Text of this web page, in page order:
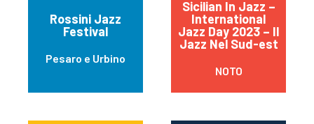
Rossini Jazz
Festival
Pesaro e Urbino
Sicilian In Jazz –
International
Jazz Day 2023 – Il
Jazz Nel Sud-est
NOTO